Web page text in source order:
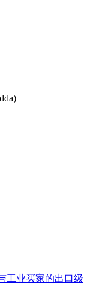
工业买家的出口级